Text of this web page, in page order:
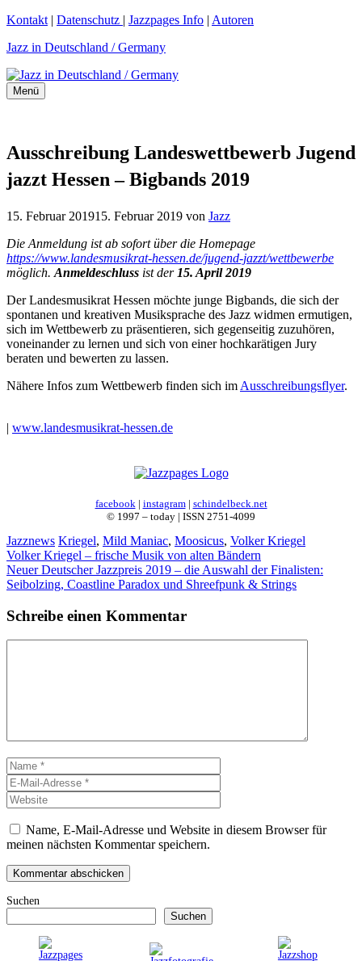
Zum
springen
Kontakt | Datenschutz | Jazzpages Info | Autoren
Jazz in Deutschland / Germany
Menü
Ausschreibung Landeswettbewerb Jugend
jazzt Hessen – Bigbands 2019
15. Februar 201915. Februar 2019 von Jazz
Die Anmeldung ist ab sofort über die Homepage
https://www.landesmusikrat-hessen.de/jugend-jazzt/wettbewerbe
möglich. Anmeldeschluss ist der 15. April 2019
Der Landesmusikrat Hessen möchte junge Bigbands, die sich der
spontanen und kreativen Musiksprache des Jazz widmen ermutigen,
sich im Wettbewerb zu präsentieren, sich gegenseitig zuzuhören,
voneinander zu lernen und sich von einer hochkarätigen Jury
beraten und bewerten zu lassen.
Nähere Infos zum Wettbewerb finden sich im Ausschreibungsflyer.
| www.landesmusikrat-hessen.de
facebook | instagram| schindelbeck.net
© 1997 – today | ISSN 2751-4099
Kategorien
Jazznews Schlagwörter
Kriegel, Mild Maniac, Moosicus, Volker Kriegel
Volker Kriegel – frische Musik von alten Bändern
Neuer Deutscher Jazzpreis 2019 – die Auswahl der Finalisten:
Seibolzing, Coastline Paradox und Shreefpunk & Strings
Schreibe einen Kommentar
Name
Mail-
Adresse
Name, E-Mail-Adresse und Website in diesem Browser für
meinen nächsten Kommentar speichern.
Suchen
Suchen